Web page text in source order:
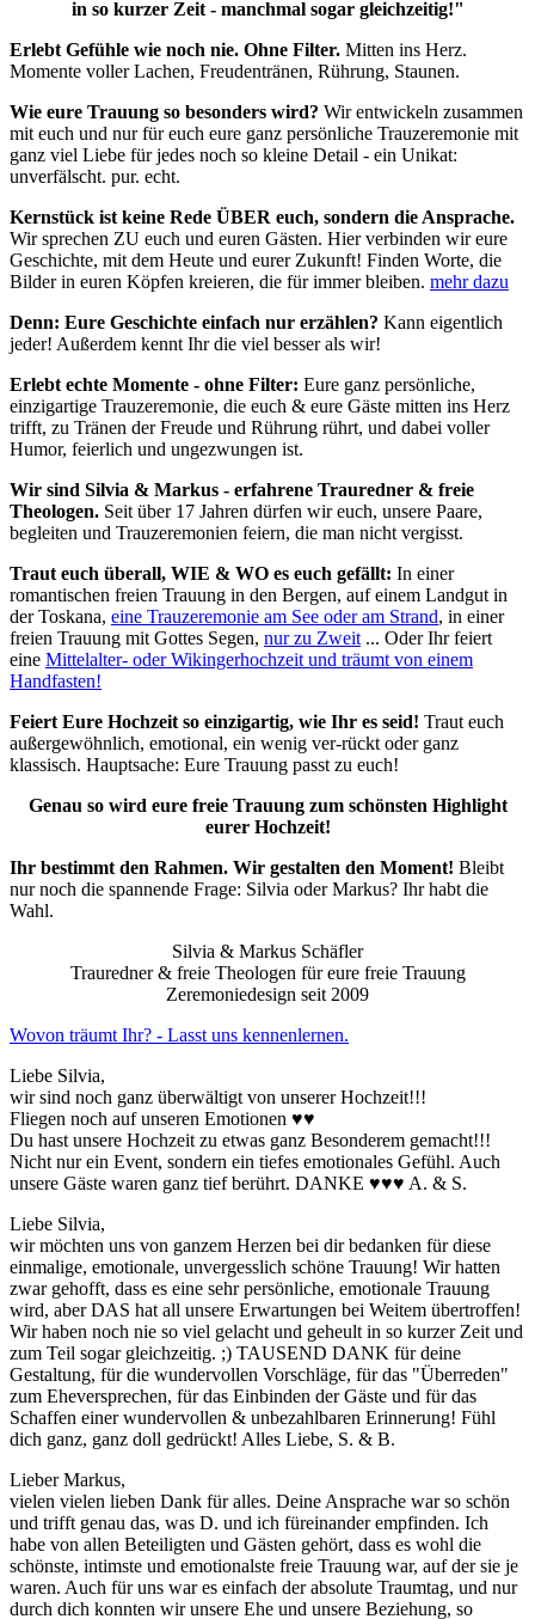
in so kurzer Zeit - manchmal sogar gleichzeitig!"
Erlebt Gefühle wie noch nie. Ohne Filter. Mitten ins Herz.
Momente voller Lachen, Freudentränen, Rührung, Staunen.
Wie eure Trauung so besonders wird? Wir entwickeln zusammen
mit euch und nur für euch eure ganz persönliche Trauzeremonie mit
ganz viel Liebe für jedes noch so kleine Detail - ein Unikat:
unverfälscht. pur. echt.
Kernstück ist keine Rede ÜBER euch, sondern die Ansprache.
Wir sprechen ZU euch und euren Gästen. Hier verbinden wir eure
Geschichte, mit dem Heute und eurer Zukunft! Finden Worte, die
Bilder in euren Köpfen kreieren, die für immer bleiben. mehr dazu
Denn: Eure Geschichte einfach nur erzählen? Kann eigentlich
jeder! Außerdem kennt Ihr die viel besser als wir!
Erlebt echte Momente - ohne Filter: Eure ganz persönliche,
einzigartige Trauzeremonie, die euch & eure Gäste mitten ins Herz
trifft, zu Tränen der Freude und Rührung rührt, und dabei voller
Humor, feierlich und ungezwungen ist.
Wir sind Silvia & Markus - erfahrene Trauredner & freie
Theologen. Seit über 17 Jahren dürfen wir euch, unsere Paare,
begleiten und Trauzeremonien feiern, die man nicht vergisst.
Traut euch überall, WIE & WO es euch gefällt: In einer
romantischen freien Trauung in den Bergen, auf einem Landgut in
der Toskana, eine Trauzeremonie am See oder am Strand, in einer
freien Trauung mit Gottes Segen, nur zu Zweit ... Oder Ihr feiert
eine Mittelalter- oder Wikingerhochzeit und träumt von einem
Handfasten!
Feiert Eure Hochzeit so einzigartig, wie Ihr es seid! Traut euch
außergewöhnlich, emotional, ein wenig ver-rückt oder ganz
klassisch. Hauptsache: Eure Trauung passt zu euch!
Genau so wird eure freie Trauung zum schönsten Highlight
eurer Hochzeit!
Ihr bestimmt den Rahmen. Wir gestalten den Moment! Bleibt
nur noch die spannende Frage: Silvia oder Markus? Ihr habt die
Wahl.
Silvia & Markus Schäfler
Trauredner & freie Theologen für eure freie Trauung
Zeremoniedesign seit 2009
Wovon träumt Ihr? - Lasst uns kennenlernen.
Liebe Silvia,
wir sind noch ganz überwältigt von unserer Hochzeit!!!
Fliegen noch auf unseren Emotionen ♥♥
Du hast unsere Hochzeit zu etwas ganz Besonderem gemacht!!!
Nicht nur ein Event, sondern ein tiefes emotionales Gefühl. Auch
unsere Gäste waren ganz tief berührt. DANKE ♥♥♥ A. & S.
Liebe Silvia,
wir möchten uns von ganzem Herzen bei dir bedanken für diese
einmalige, emotionale, unvergesslich schöne Trauung! Wir hatten
zwar gehofft, dass es eine sehr persönliche, emotionale Trauung
wird, aber DAS hat all unsere Erwartungen bei Weitem übertroffen!
Wir haben noch nie so viel gelacht und geheult in so kurzer Zeit und
zum Teil sogar gleichzeitig. ;) TAUSEND DANK für deine
Gestaltung, für die wundervollen Vorschläge, für das "Überreden"
zum Eheversprechen, für das Einbinden der Gäste und für das
Schaffen einer wundervollen & unbezahlbaren Erinnerung! Fühl
dich ganz, ganz doll gedrückt! Alles Liebe, S. & B.
Lieber Markus,
vielen vielen lieben Dank für alles. Deine Ansprache war so schön
und trifft genau das, was D. und ich füreinander empfinden. Ich
habe von allen Beteiligten und Gästen gehört, dass es wohl die
schönste, intimste und emotionalste freie Trauung war, auf der sie je
waren. Auch für uns war es einfach der absolute Traumtag, und nur
durch dich konnten wir unsere Ehe und unsere Beziehung, so